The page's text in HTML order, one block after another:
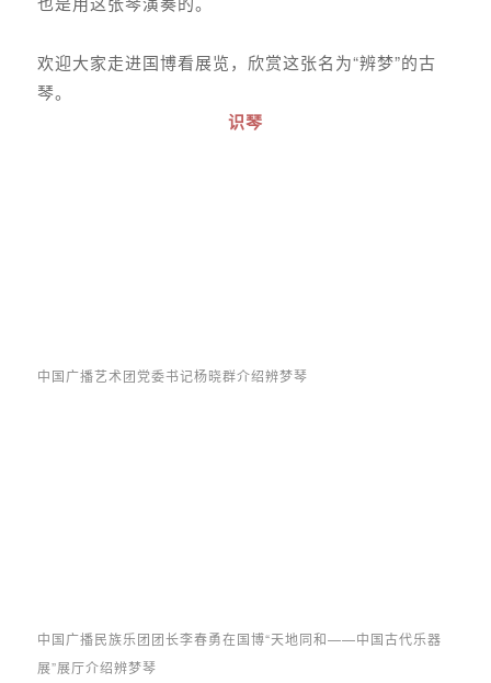
欢迎大家走进国博看展览，欣赏这张名为“辨梦”的古
琴。
识琴
中国广播艺术团党委书记杨晓群介绍辨梦琴
中国广播民族乐团团长李春勇在国博“天地同和——中国古代乐器
展”展厅介绍辨梦琴